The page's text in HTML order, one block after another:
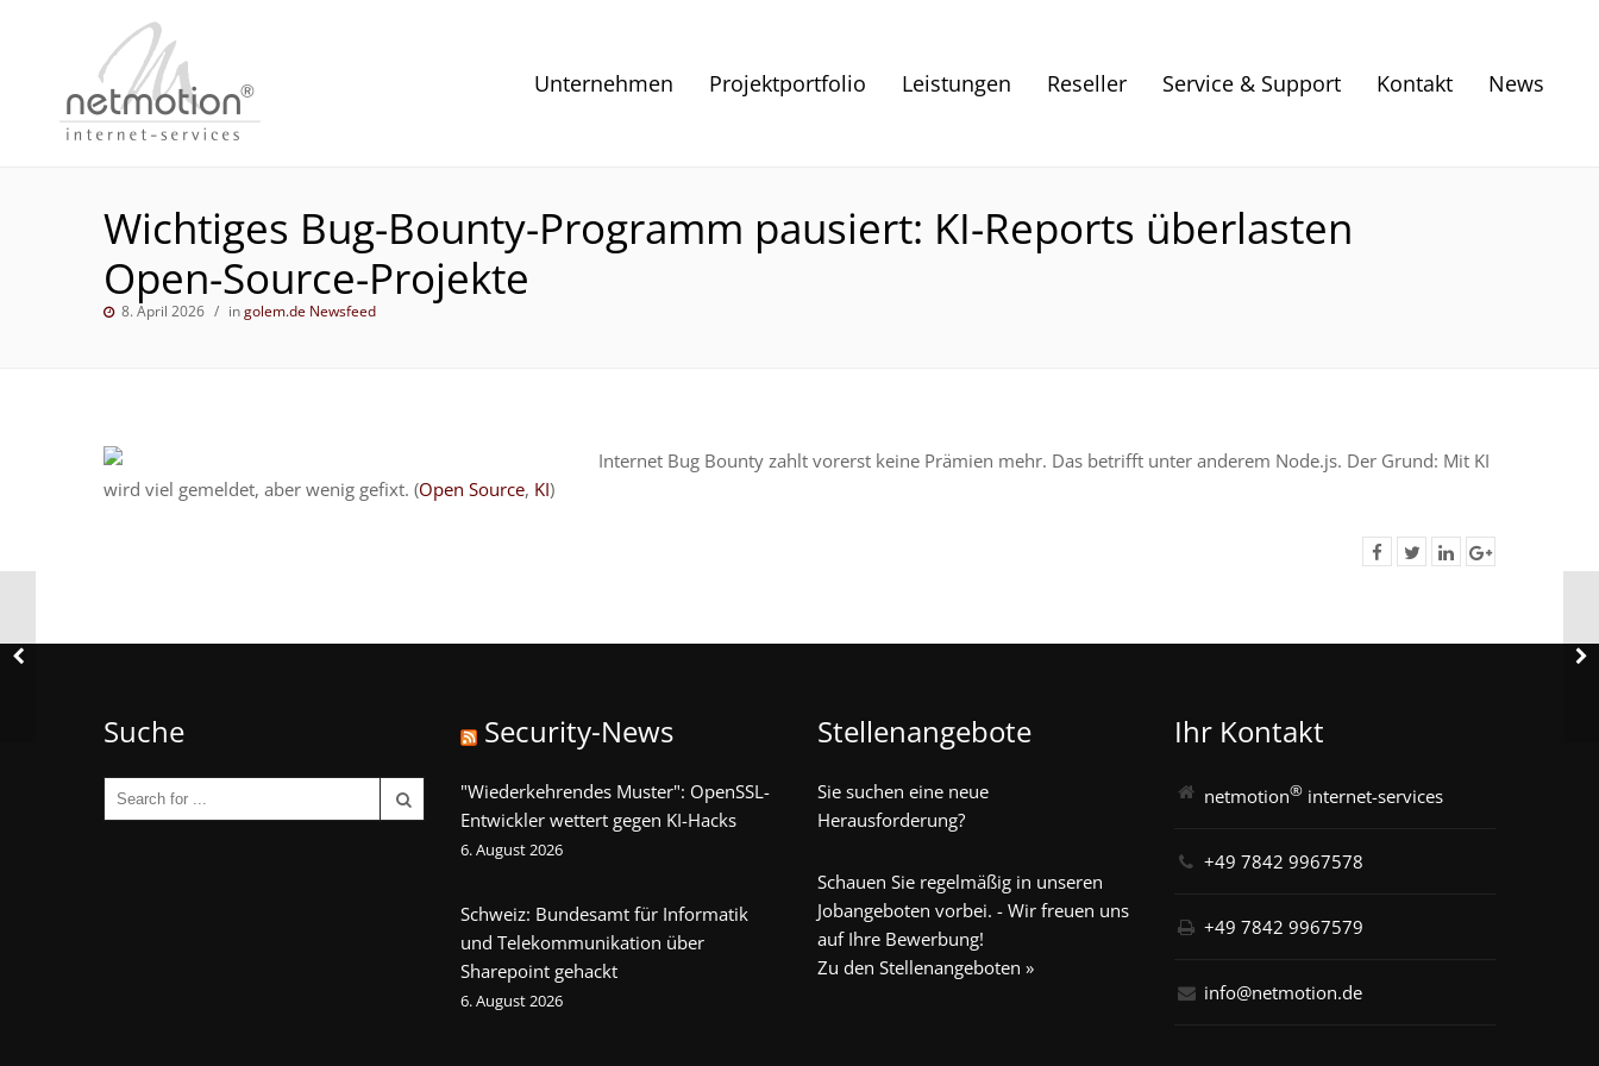
Unternehmen Projektportfolio Leistungen Reseller Service & Support Kontakt News
Wichtiges Bug-Bounty-Programm pausiert: KI-Reports überlasten
Open-Source-Projekte
8. April 2026 ingolem.de Newsfeed
Internet Bug Bounty zahlt vorerst keine Prämien mehr. Das betrifft unter anderem Node.js. Der Grund: Mit KI
wird viel gemeldet, aber wenig gefixt. (Open Source, KI)
Suche Security-News
"Wiederkehrendes Muster": OpenSSL-
Entwickler wettert gegen KI-Hacks
6. August 2026
Schweiz: Bundesamt für Informatik
und Telekommunikation über
Sharepoint gehackt
6. August 2026
Stellenangebote
Sie suchen eine neue
Herausforderung?
Schauen Sie regelmäßig in unseren
Jobangeboten vorbei. - Wir freuen uns
auf Ihre Bewerbung!
Zu den Stellenangeboten »
Ihr Kontakt
netmotion® internet-services
+49 7842 9967578
+49 7842 9967579
info@netmotion.de